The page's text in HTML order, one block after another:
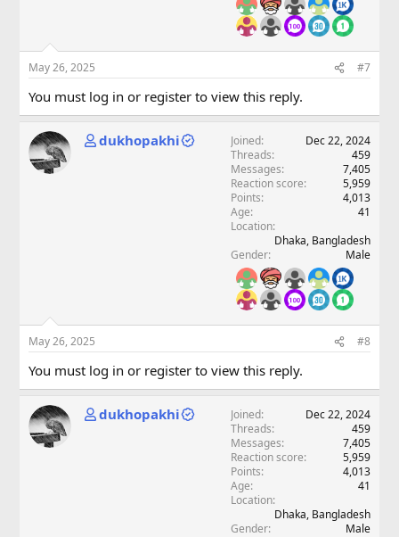
May 26, 2025 #7
You must log in or register to view this reply.
dukhopakhi Joined
Dec 22, 2024
Threads
459
Messages
7,405
Reaction score
5,959
Points
4,013
Age
41
Location
Dhaka, Bangladesh
Gender
Male
May 26, 2025 #8
You must log in or register to view this reply.
dukhopakhi Joined
Dec 22, 2024
Threads
459
Messages
7,405
Reaction score
5,959
Points
4,013
Age
41
Location
Dhaka, Bangladesh
Gender
Male